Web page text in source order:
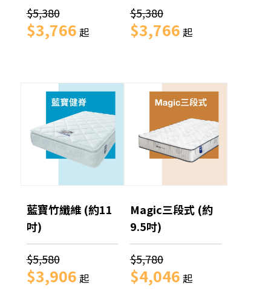
$5,380
$3,766 起
$5,380
$3,766 起
藍寶竹纖維 (約11
吋)
$5,580
$3,906 起
Magic三段式 (約
9.5吋)
$5,780
$4,046 起